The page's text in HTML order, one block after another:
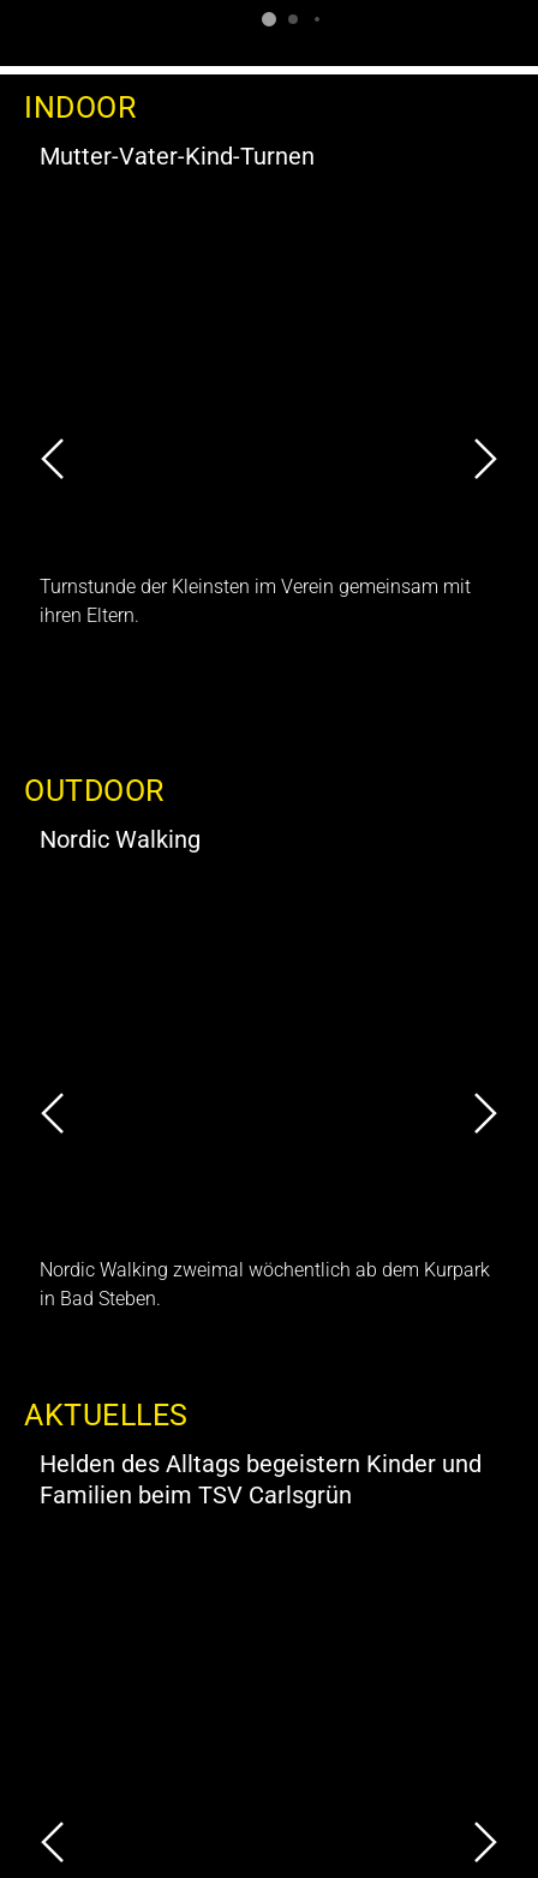
INDOOR
Mutter-Vater-Kind-Turnen
Turnstunde der Kleinsten im Verein gemeinsam mit
ihren Eltern.
OUTDOOR
Nordic Walking
Nordic Walking zweimal wöchentlich ab dem Kurpark
in Bad Steben.
AKTUELLES
Helden des Alltags begeistern Kinder und
Familien beim TSV Carlsgrün